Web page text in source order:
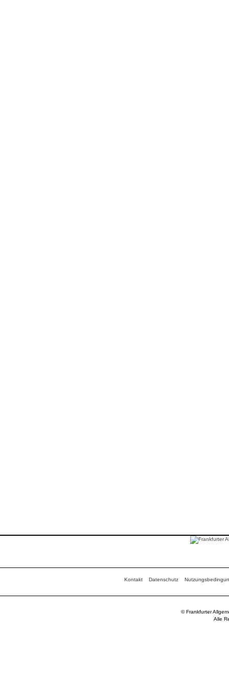
Kontakt Datenschutz
© Frankfurter
Alle